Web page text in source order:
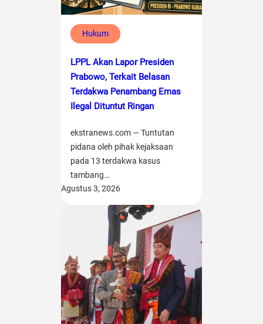
Hukum
LPPL Akan Lapor Presiden
Prabowo, Terkait Belasan
Terdakwa Penambang Emas
Ilegal Dituntut Ringan
ekstranews.com — Tuntutan
pidana oleh pihak kejaksaan
pada 13 terdakwa kasus
tambang…
Agustus 3, 2026